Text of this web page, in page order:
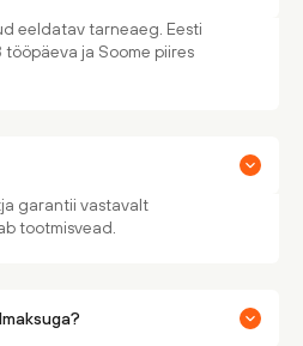
eeldatav tarneaeg. Eesti
tööpäeva ja Soome piires
garantii vastavalt
tootmisvead.